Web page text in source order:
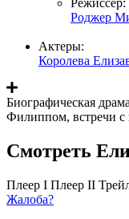
Роджер
Актеры:
Королева
Биографическая
Филиппом, встречи с
Смотреть
Плеер I Плеер II
Жалоба?